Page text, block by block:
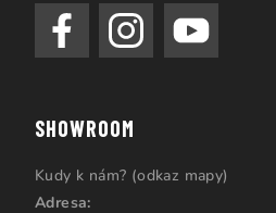
SHOWROOM
Kudy k nám? (odkaz mapy)
Adresa: